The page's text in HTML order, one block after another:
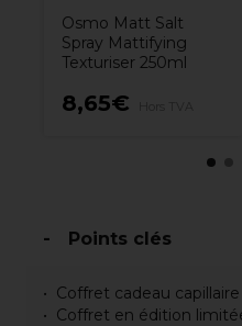
Osmo Matt Salt
Spray Mattifying
Texturiser 250ml
8,65€
Points clés
Coffret cadeau
Coffret en édition